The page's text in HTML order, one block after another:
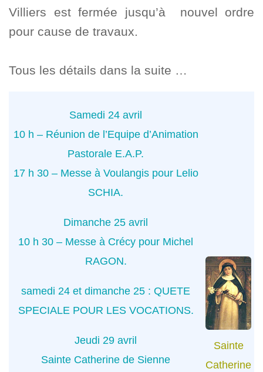
Villiers est fermée jusqu’à nouvel ordre
pour cause de travaux.
Tous les détails dans la suite …
Samedi 24 avril
10 h – Réunion de l’Equipe d’Animation
Pastorale E.A.P.
17 h 30 – Messe à Voulangis pour Lelio
SCHIA.
Dimanche 25 avril
10 h 30 – Messe à Crécy pour Michel
RAGON.
samedi 24 et dimanche 25 : QUETE
SPECIALE POUR LES VOCATIONS.
Jeudi 29 avril
Sainte Catherine de Sienne
Sainte
Catherine